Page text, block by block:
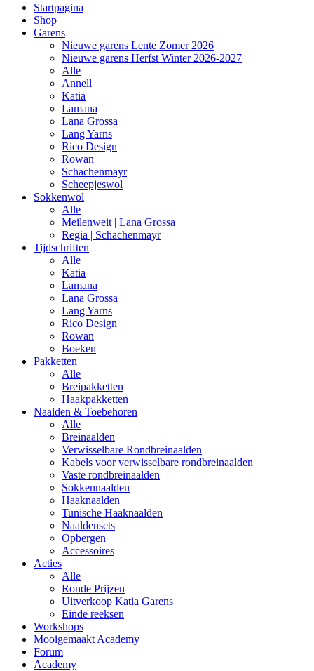
Startpagina
Shop
Garens
Nieuwe garens Lente Zomer 2026
Nieuwe garens Herfst Winter 2026-2027
Alle
Annell
Katia
Lamana
Lana Grossa
Lang Yarns
Rico Design
Rowan
Schachenmayr
Scheepjeswol
Sokkenwol
Alle
Meilenweit | Lana Grossa
Regia | Schachenmayr
Tijdschriften
Alle
Katia
Lamana
Lana Grossa
Lang Yarns
Rico Design
Rowan
Boeken
Pakketten
Alle
Breipakketten
Haakpakketten
Naalden & Toebehoren
Alle
Breinaalden
Verwisselbare Rondbreinaalden
Kabels voor verwisselbare rondbreinaalden
Vaste rondbreinaalden
Sokkennaalden
Haaknaalden
Tunische Haaknaalden
Naaldensets
Opbergen
Accessoires
Acties
Alle
Ronde Prijzen
Uitverkoop Katia Garens
Einde reeksen
Workshops
Mooigemaakt Academy
Forum
Academy